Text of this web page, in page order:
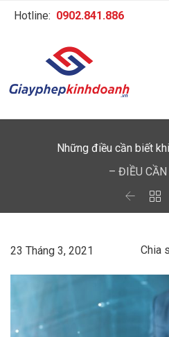
Hotline: 0902.841.886
Những điều cần biết
– ĐIỀU
 
23 Tháng 3, 2021 Chia